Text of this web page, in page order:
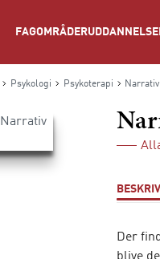
FAGOMRÅDER
Psykologi Psykoterapi
Der